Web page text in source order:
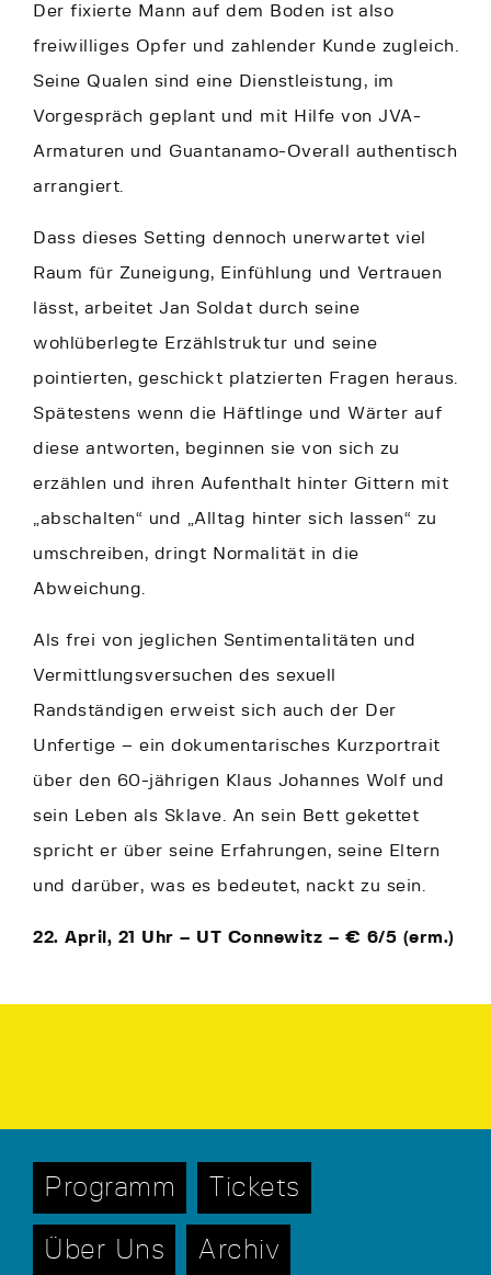
Der fixierte Mann auf dem Boden ist also
freiwilliges Opfer und zahlender Kunde zugleich.
Seine Qualen sind eine Dienstleistung, im
Vorgespräch geplant und mit Hilfe von JVA-
Armaturen und Guantanamo-Overall authentisch
arrangiert.
Dass dieses Setting dennoch unerwartet viel
Raum für Zuneigung, Einfühlung und Vertrauen
lässt, arbeitet Jan Soldat durch seine
wohlüberlegte Erzählstruktur und seine
pointierten, geschickt platzierten Fragen heraus.
Spätestens wenn die Häftlinge und Wärter auf
diese antworten, beginnen sie von sich zu
erzählen und ihren Aufenthalt hinter Gittern mit
„abschalten“ und „Alltag hinter sich lassen“ zu
umschreiben, dringt Normalität in die
Abweichung.
Als frei von jeglichen Sentimentalitäten und
Vermittlungsversuchen des sexuell
Randständigen erweist sich auch der Der
Unfertige – ein dokumentarisches Kurzportrait
über den 60-jährigen Klaus Johannes Wolf und
sein Leben als Sklave. An sein Bett gekettet
spricht er über seine Erfahrungen, seine Eltern
und darüber, was es bedeutet, nackt zu sein.
22. April, 21 Uhr – UT Connewitz – € 6/5 (erm.)
Programm Tickets
Über Uns Archiv